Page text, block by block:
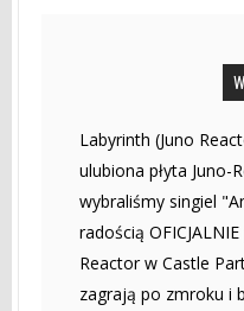
Labyrinth (Juno
ulubiona płyta Juno-
wybraliśmy singiel
radością
Reactor w Castle
zagrają po zmroku i